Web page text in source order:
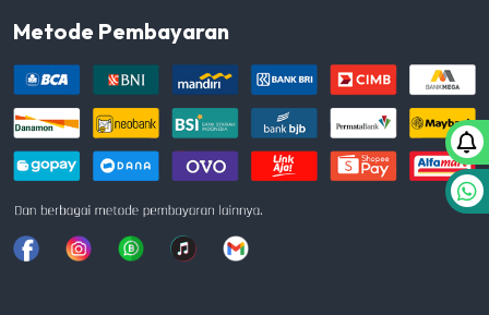
Metode Pembayaran
FacebookInstagramWhatsapp
Tiktok youtube